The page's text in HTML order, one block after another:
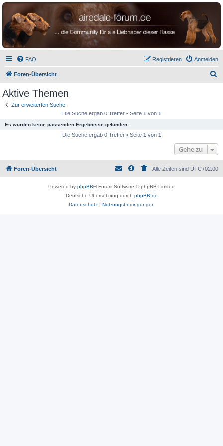
airedale-forum.de
FAQ Anmelden
Registrieren
Foren-Übersicht
Aktive Themen
Zur erweiterten Suche
Die Suche ergab 0 Treffer • Seite 1 von 1
Es wurden keine passenden Ergebnisse gefunden.
Die Suche ergab 0 Treffer • Seite 1 von 1
Gehe zu
Foren-Übersicht Alle Zeiten sind UTC+02:00
Powered by phpBB® Forum Software © phpBB Limited
Deutsche Übersetzung durch phpBB.de
Datenschutz| Nutzungsbedingungen